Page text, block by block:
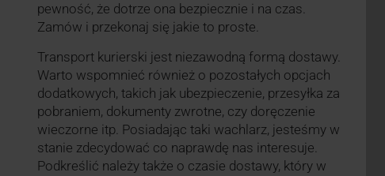
pewność, że dotrze ona bezpiecznie i na czas.
Zamów i przekonaj się jakie to proste.
Transport kurierski jest niezawodną formą dostawy.
Warto wspomnieć również o pozostałych opcjach
dodatkowych, takich jak ubezpieczenie, przesyłka za
pobraniem, dokumenty zwrotne, czy doręczenie
wieczorne itp. Posiadając taki wachlarz, jesteśmy w
stanie zdecydować co naprawdę nas interesuje.
Podkreślić należy także o czasie dostawy, który w